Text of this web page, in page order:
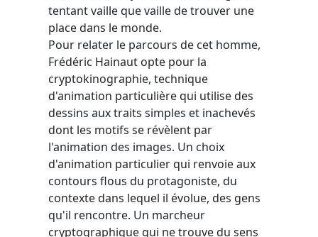
tentant vaille que vaille de trouver une
place dans le monde.
Pour relater le parcours de cet homme,
Frédéric Hainaut opte pour la
cryptokinographie, technique
d'animation particulière qui utilise des
dessins aux traits simples et inachevés
dont les motifs se révèlent par
l'animation des images. Un choix
d'animation particulier qui renvoie aux
contours flous du protagoniste, du
contexte dans lequel il évolue, des gens
qu'il rencontre. Un marcheur
cryptographique qui ne trouve du sens